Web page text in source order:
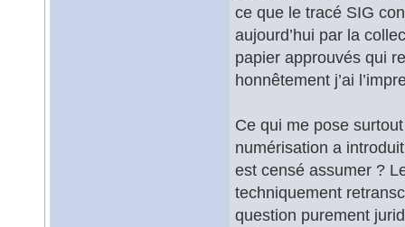
ce que le tracé SIG
aujourd’hui par la
papier approuvés qui
honnêtement j’ai
Ce qui me pose
numérisation a
est censé assumer ?
techniquement
question purement